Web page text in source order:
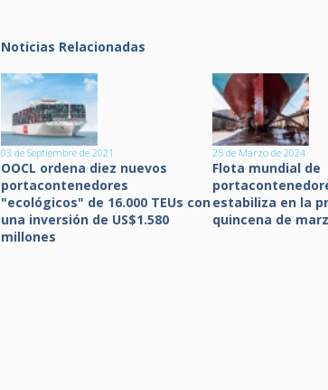
Noticias Relacionadas
03 de Septiembre de 2021
OOCL ordena diez nuevos
portacontenedores
"ecológicos" de 16.000 TEUs con
una inversión de US$1.580
millones
25 de Marzo de 2024
Flota mundial de
estabiliza en la
quincena de